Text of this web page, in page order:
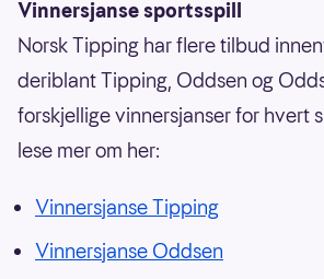
Vinnersjanse sportsspill
Norsk Tipping har flere tilbud
deriblant Tipping, Oddsen og
forskjellige vinnersjanser for hvert
lese mer om her:
Vinnersjanse Tipping
Vinnersjanse Oddsen